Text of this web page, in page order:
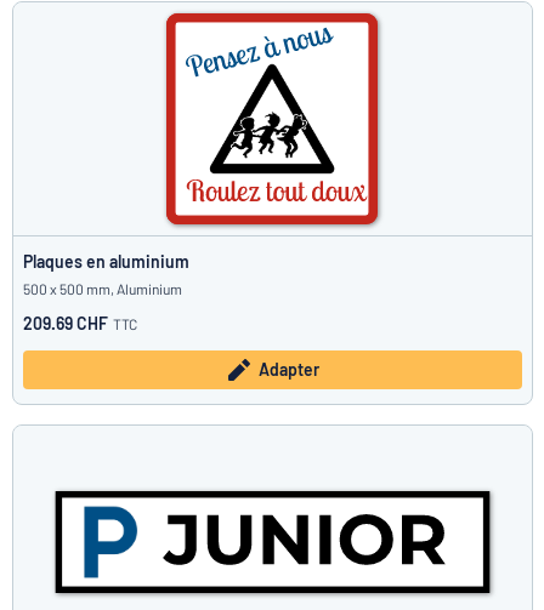
Plaques en aluminium
500 x 500 mm, Aluminium
209.69 CHF TTC
Adapter